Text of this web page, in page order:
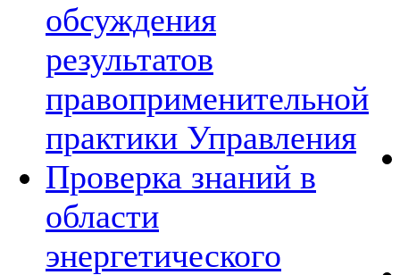
обсуждения
результатов
правоприменительной
практики Управления
Проверка знаний в
области
энергетического